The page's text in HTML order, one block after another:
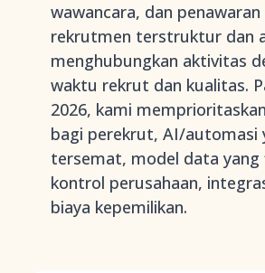
wawancara, dan penawaran
rekrutmen terstruktur dan
menghubungkan aktivitas
waktu rekrut dan kualitas.
2026, kami
bagi perekrut, AI/automasi
tersemat, model data yang
kontrol perusahaan,
biaya kepemilikan.